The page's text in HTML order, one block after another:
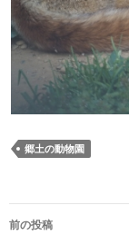
郷土の動物園
投
前の投稿